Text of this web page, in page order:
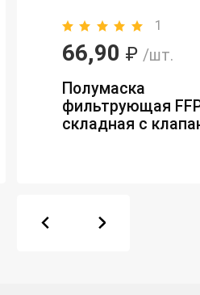
1
66,90 ₽ /шт.
Полумаска
фильтрующая
складная с